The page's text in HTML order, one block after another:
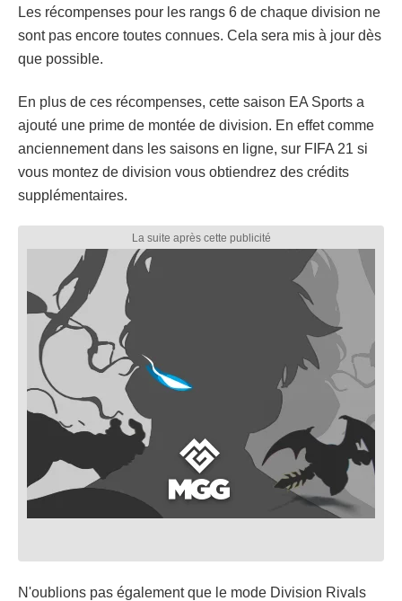
Les récompenses pour les rangs 6 de chaque division ne
sont pas encore toutes connues. Cela sera mis à jour dès
que possible.
En plus de ces récompenses, cette saison EA Sports a
ajouté une prime de montée de division. En effet comme
anciennement dans les saisons en ligne, sur FIFA 21 si
vous montez de division vous obtiendrez des crédits
supplémentaires.
N'oublions pas également que le mode Division Rivals